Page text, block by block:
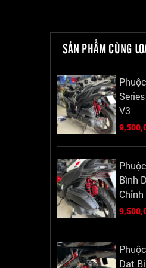
SẢN PHẨM CÙNG
V3
Bình
Chỉnh
Dat